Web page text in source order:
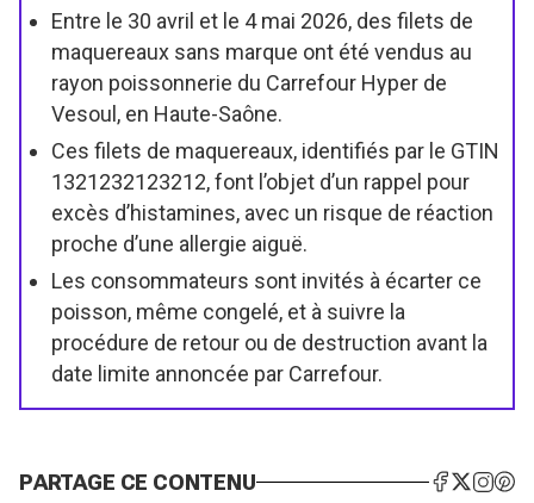
Entre le 30 avril et le 4 mai 2026, des filets de
maquereaux sans marque ont été vendus au
rayon poissonnerie du Carrefour Hyper de
Vesoul, en Haute-Saône.
Ces filets de maquereaux, identifiés par le GTIN
1321232123212, font l’objet d’un rappel pour
excès d’histamines, avec un risque de réaction
proche d’une allergie aiguë.
Les consommateurs sont invités à écarter ce
poisson, même congelé, et à suivre la
procédure de retour ou de destruction avant la
date limite annoncée par Carrefour.
PARTAGE CE CONTENU